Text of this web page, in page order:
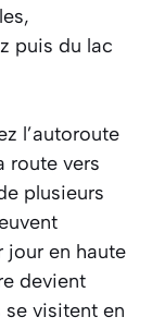
puis du lac
l’autoroute
route vers
plusieurs
jour en haute
devient
visitent en